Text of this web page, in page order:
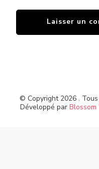
© Copyright 2026 .
Développé par Blossom